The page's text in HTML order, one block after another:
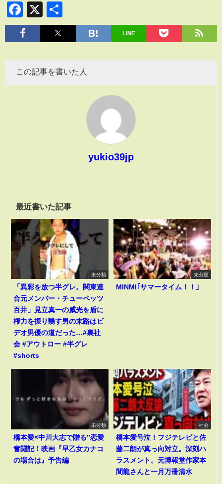
Facebook
X
有
LINE
この記事を書いた人
yukio39jp
最近書いた記事
未分類
「異彩を放つ半グレ。関東連
合元メンバー・チューペッツ
百井」見立真一の威光を盾に
権力を振り翳す男の末路はビ
デオ男優の道だった…#裏社
会 #アウトロー #半グレ
#shorts
未分類
MINMI｢サマータイム！！｣
未分類
橋本愛×中川大志で贈る”恋愛
奮闘記！映画『早乙女カナコ
の場合は』予告編
社会
橋本愛号泣！フジテレビと佐
藤二朗が真っ向対立。深刻ハ
ラスメント。元博報堂作家本
間龍さんと一月万冊清水